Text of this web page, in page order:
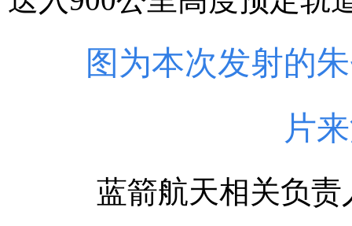
图为本次发射的朱
片
蓝箭航天相关负责